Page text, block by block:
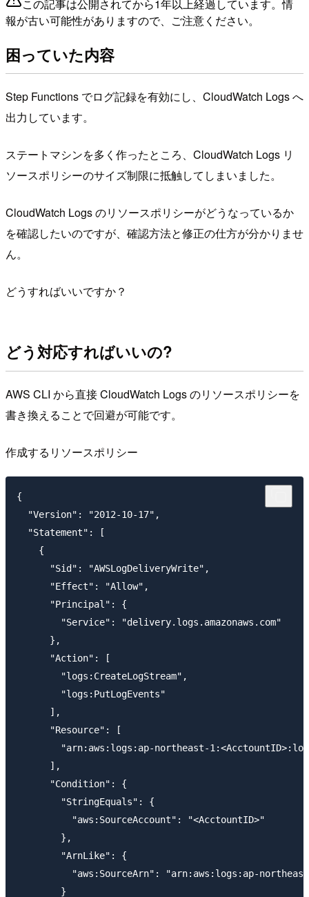
この記事は公開されてから1年以上経過しています。情
報が古い可能性がありますので、ご注意ください。
困っていた内容
Step Functions でログ記録を有効にし、CloudWatch Logs へ
出力しています。
ステートマシンを多く作ったところ、CloudWatch Logs リ
ソースポリシーのサイズ制限に抵触してしまいました。
CloudWatch Logs のリソースポリシーがどうなっているか
を確認したいのですが、確認方法と修正の仕方が分かりませ
ん。
どうすればいいですか？
どう対応すればいいの?
AWS CLI から直接 CloudWatch Logs のリソースポリシーを
書き換えることで回避が可能です。
作成するリソースポリシー
{
  "Version": "2012-10-17",
  "Statement": [
    {
      "Sid": "AWSLogDeliveryWrite",
      "Effect": "Allow",
      "Principal": {
        "Service": "delivery.logs.amazonaws.com"
      },
      "Action": [
        "logs:CreateLogStream",
        "logs:PutLogEvents"
      ],
      "Resource": [
"arn:aws:logs:ap-northeast-
      ],
      "Condition": {
        "StringEquals": {
          "aws:SourceAccount": "<AcctountID>"
        },
        "ArnLike": {
"aws:SourceArn": "arn:aws:logs:ap-
        }